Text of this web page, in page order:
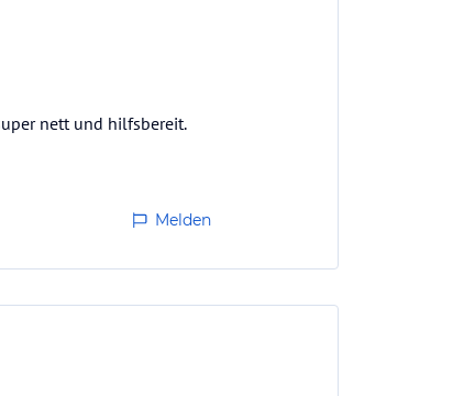
nett und hilfsbereit.
Melden